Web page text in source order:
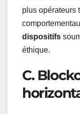
plus opérateurs
dispositifs
éthique.
C.